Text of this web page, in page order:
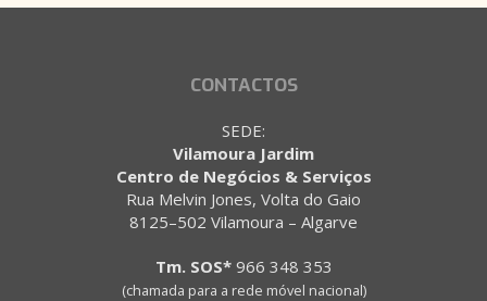
CONTACTOS
SEDE:
Vilamoura Jardim
Centro de Negócios & Serviços
Rua Melvin Jones, Volta do Gaio
8125–502 Vilamoura – Algarve
Tm. SOS*966 348 353
(chamada para a rede móvel nacional)